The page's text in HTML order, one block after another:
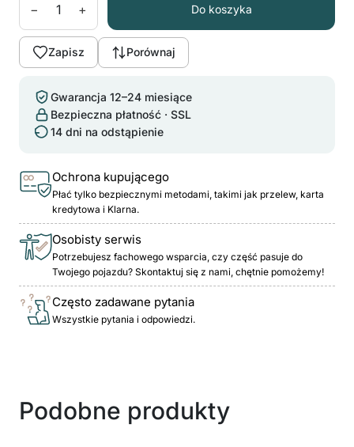
− + Do koszyka
Zapisz Porównaj
Gwarancja 12–24 miesiące
Bezpieczna płatność · SSL
14 dni na odstąpienie
Ochrona kupującego
Płać tylko bezpiecznymi metodami, takimi jak przelew, karta
kredytowa i Klarna.
Osobisty serwis
Potrzebujesz fachowego wsparcia, czy część pasuje do
Twojego pojazdu? Skontaktuj się z nami, chętnie pomożemy!
Często zadawane pytania
Wszystkie pytania i odpowiedzi.
Podobne produkty